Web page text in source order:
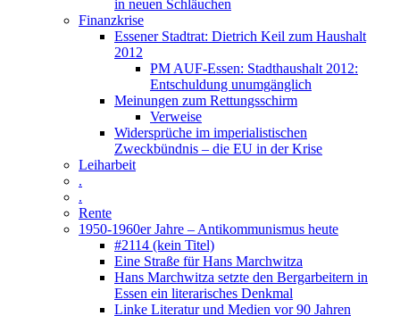
in neuen Schläuchen
Finanzkrise
Essener Stadtrat: Dietrich Keil zum Haushalt
2012
PM AUF-Essen: Stadthaushalt 2012:
Entschuldung unumgänglich
Meinungen zum Rettungsschirm
Verweise
Widersprüche im imperialistischen
Zweckbündnis – die EU in der Krise
Leiharbeit
.
.
Rente
1950-1960er Jahre – Antikommunismus heute
#2114 (kein Titel)
Eine Straße für Hans Marchwitza
Hans Marchwitza setzte den Bergarbeitern in
Essen ein literarisches Denkmal
Linke Literatur und Medien vor 90 Jahren